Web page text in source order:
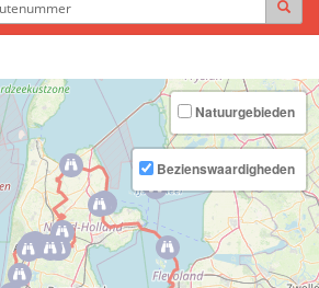
Natuurgebieden
Bezienswaardigheden